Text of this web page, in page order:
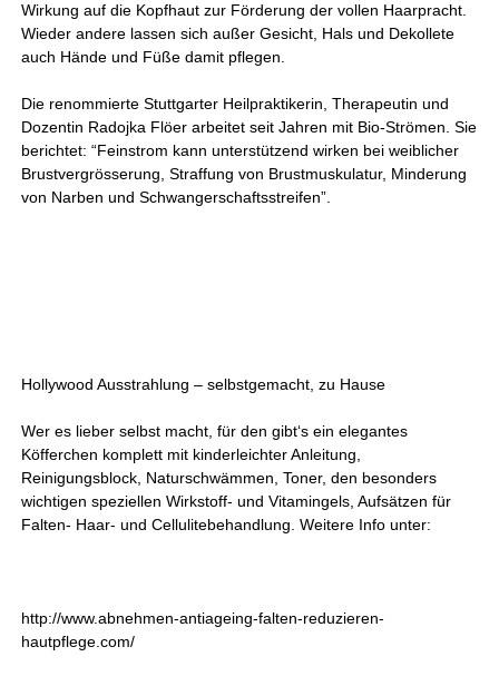
Wirkung auf die Kopfhaut zur Förderung der vollen Haarpracht.
Wieder andere lassen sich außer Gesicht, Hals und Dekollete
auch Hände und Füße damit pflegen.
Die renommierte Stuttgarter Heilpraktikerin, Therapeutin und
Dozentin Radojka Flöer arbeitet seit Jahren mit Bio-Strömen. Sie
berichtet: “Feinstrom kann unterstützend wirken bei weiblicher
Brustvergrösserung, Straffung von Brustmuskulatur, Minderung
von Narben und Schwangerschaftsstreifen”.
Hollywood Ausstrahlung – selbstgemacht, zu Hause
Wer es lieber selbst macht, für den gibt‘s ein elegantes
Köfferchen komplett mit kinderleichter Anleitung,
Reinigungsblock, Naturschwämmen, Toner, den besonders
wichtigen speziellen Wirkstoff- und Vitamingels, Aufsätzen für
Falten- Haar- und Cellulitebehandlung. Weitere Info unter:
http://www.abnehmen-antiageing-falten-reduzieren-
hautpflege.com/